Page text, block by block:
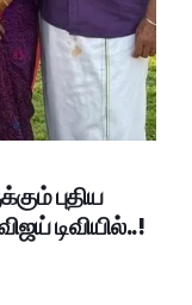
புதிய
டிவியில்..!